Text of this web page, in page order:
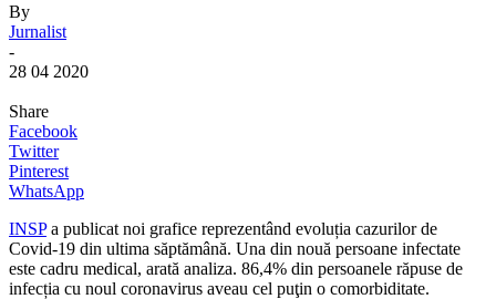
By
Jurnalist
-
28 04 2020
Share
Facebook
Twitter
Pinterest
WhatsApp
INSPa publicat noi grafice reprezentând evoluția cazurilor de
Covid-19 din ultima săptămână. Una din nouă persoane infectate
este cadru medical, arată analiza. 86,4% din persoanele răpuse de
infecția cu noul coronavirus aveau cel puţin o comorbiditate.